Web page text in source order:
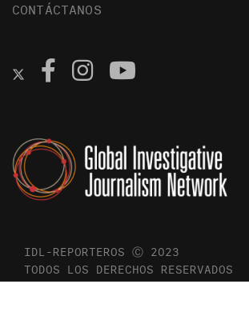
CONTÁCTANOS
IDL-REPORTEROS Ⓒ 2023
TODOS LOS DERECHOS RESERVADOS